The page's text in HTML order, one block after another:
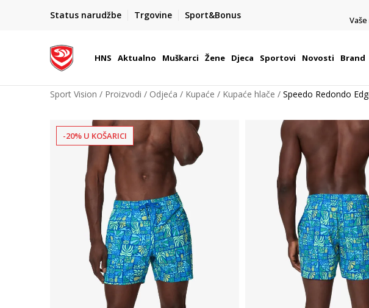
Status narudžbe Trgovine Sport&Bonus
BOX NOW
Dostava 1,50 €
| Više od 800 paketomata u Hrvatskoj
HNS Aktualno Muškarci Žene Djeca Sportovi Novosti Brand
Sport Vision Proizvodi Odjeća Kupaće Kupaće hlače Speedo Redondo
-20% U KOŠARICI